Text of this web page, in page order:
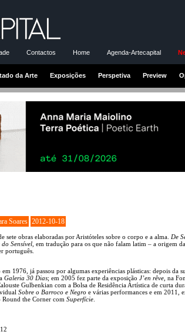
Contactos Home Agenda-Artecapital
da Arte Exposições Perspetiva Preview
Soares 2012-10-18
sete obras elaboradas por Aristóteles sobre o corpo e a alma. De
do Sensível , em tradução para os que não falam latim – a origem
português.
1976, já passou por algumas experiências plásticas: depois da
Galeria 30 Dias; em 2005 fez parte da exposição J’en rêve , na
Gulbenkian com a Bolsa de Residência Artística de curta
Sobre o Barroco e Negro e várias performances e em 2011,
Round the Corner com Superfície